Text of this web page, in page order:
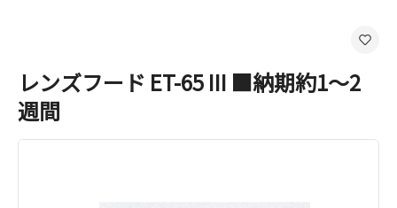
レンズフード ET-65 III ■納期約1～2
週間